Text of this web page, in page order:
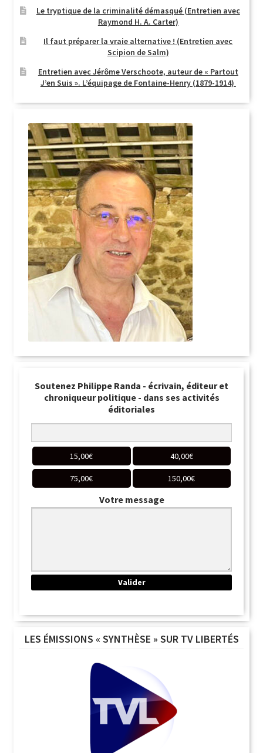
Le tryptique de la criminalité démasqué (Entretien avec
Raymond H. A. Carter)
Il faut préparer la vraie alternative ! (Entretien avec
Scipion de Salm)
Entretien avec Jérôme Verschoote, auteur de « Partout
J’en Suis ». L’équipage de Fontaine-Henry (1879-1914)
Soutenez Philippe Randa - écrivain, éditeur et
chroniqueur politique - dans ses activités
éditoriales
15,00€ 40,00€
75,00€ 150,00€
Votre message
LES ÉMISSIONS « SYNTHÈSE » SUR TV LIBERTÉS